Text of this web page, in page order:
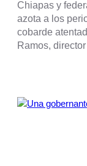
Chiapas y
azota a los
cobarde
Ramos,